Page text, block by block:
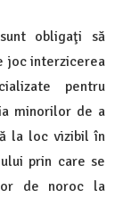
obligaţi să
joc interzicerea
pentru
minorilor de a
la loc vizibil în
prin care se
de noroc la